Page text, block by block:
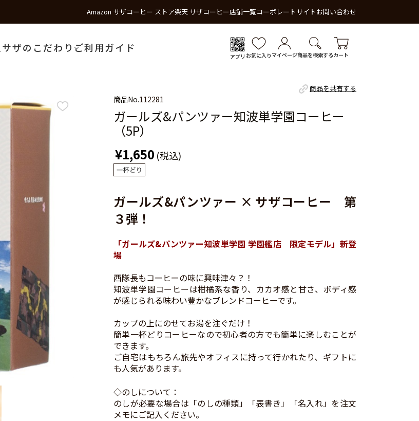
Amazon サザコーヒー ストア楽天 サザコーヒー店舗一覧コーポレートサイトお問い合わせ
サザのこだわり ご利用ガイド
アプリ お気に入り マイページ商品を検索するカート
商品を共有する
商品No.112281
ガールズ&パンツァー知波単学園コーヒー
（5P）
¥1,650 (税込)
ガールズ&パンツァー × サザコーヒー 第
３弾！
「ガールズ&パンツァー知波単学園 学園艦店 限定モデル」新登
場
西隊長もコーヒーの味に興味津々？！
知波単学園コーヒーは柑橘系な香り、カカオ感と甘さ、ボディ感
が感じられる味わい豊かなブレンドコーヒーです。
カップの上にのせてお湯を注ぐだけ！
簡単一杯どりコーヒーなので初心者の方でも簡単に楽しむことが
できます。
ご自宅はもちろん旅先やオフィスに持って行かれたり、ギフトに
も人気があります。
◇のしについて：
のしが必要な場合は「のしの種類」「表書き」「名入れ」を注文
メモにご記入ください。